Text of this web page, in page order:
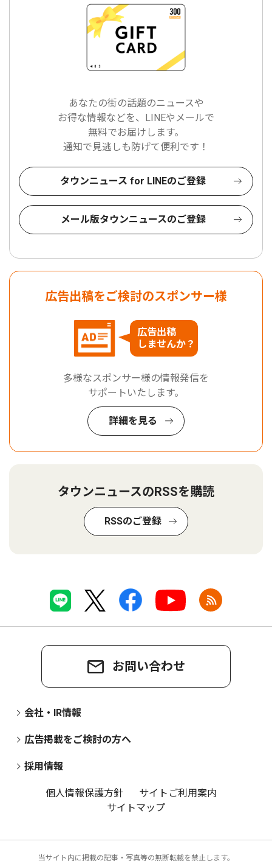
あなたの街の話題のニュースや
お得な情報などを、LINEやメールで
無料でお届けします。
通知で見逃しも防げて便利です！
タウンニュース for LINEのご登録
メール版タウンニュースのご登録
広告出稿をご検討のスポンサー様
広告出稿
しませんか？
多様なスポンサー様の情報発信を
サポートいたします。
詳細を見る
タウンニュースのRSSを購読
RSSのご登録
お問い合わせ
会社・IR情報
広告掲載をご検討の方へ
採用情報
個人情報保護方針
サイトご利用案内
サイトマップ
当サイト内に掲載の記事・写真等の無断転載を禁止します。